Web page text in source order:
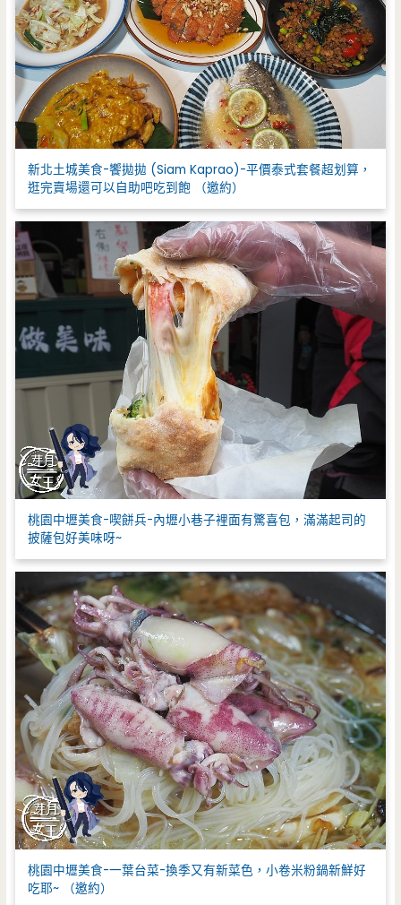
新北土城美食-饗拋拋 (Siam Kaprao)-平價泰式套餐超划算，
逛完賣場還可以自助吧吃到飽 （邀約）
桃園中壢美食-喫餅兵-內壢小巷子裡面有驚喜包，滿滿起司的
披薩包好美味呀~
桃園中壢美食-一葉台菜-換季又有新菜色，小卷米粉鍋新鮮好
吃耶~ （邀約）